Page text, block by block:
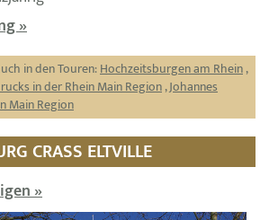
»
in den Touren:Hochzeitsburgen am Rhein,
in der Rhein Main Region,Johannes
Main Region
CRASS ELTVILLE
»